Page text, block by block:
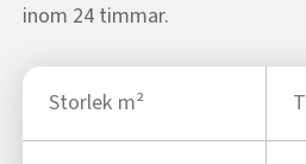
inom 24 timmar.